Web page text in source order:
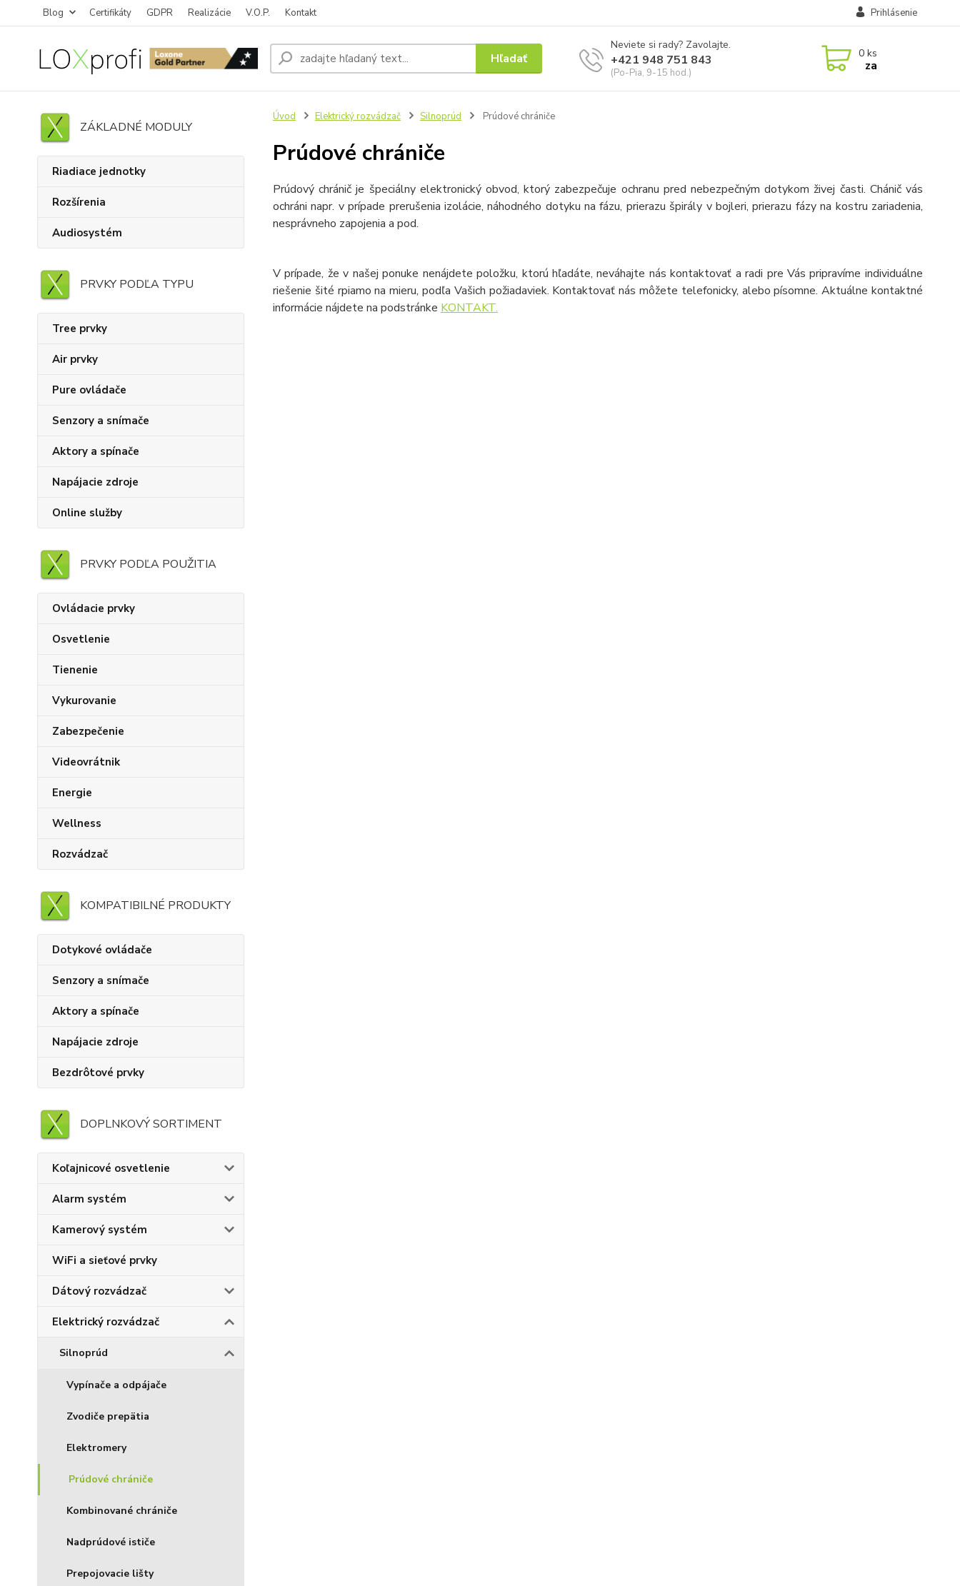
Blog Certifikáty GDPR Realizácie V.O.P. Kontakt Prihlásenie
Hľadať
Neviete si rady? Zavolajte.
+421 948 751 843
(Po-Pia, 9-15 hod.)
0 ks
za
ZÁKLADNÉ MODULY
Riadiace jednotky
Rozšírenia
Audiosystém
PRVKY PODĽA TYPU
Tree prvky
Air prvky
Pure ovládače
Senzory a snímače
Aktory a spínače
Napájacie zdroje
Online služby
PRVKY PODĽA POUŽITIA
Ovládacie prvky
Osvetlenie
Tienenie
Vykurovanie
Zabezpečenie
Videovrátnik
Energie
Wellness
Rozvádzač
KOMPATIBILNÉ PRODUKTY
Dotykové ovládače
Senzory a snímače
Aktory a spínače
Napájacie zdroje
Bezdrôtové prvky
DOPLNKOVÝ SORTIMENT
Koľajnicové osvetlenie
Alarm systém
Kamerový systém
WiFi a sieťové prvky
Dátový rozvádzač
Elektrický rozvádzač
Silnoprúd
Vypínače a odpájače
Zvodiče prepätia
Elektromery
Prúdové chrániče
Kombinované chrániče
Nadprúdové ističe
Prepojovacie lišty
Úvod Elektrický rozvádzač Silnoprúd Prúdové chrániče
Prúdové chrániče
Prúdový chránič je špeciálny elektronický obvod, ktorý zabezpečuje ochranu pred nebezpečným dotykom živej časti. Chánič vás
ochráni napr. v prípade prerušenia izolácie, náhodného dotyku na fázu, prierazu špirály v bojleri, prierazu fázy na kostru zariadenia,
nesprávneho zapojenia a pod.
V prípade, že v našej ponuke nenájdete položku, ktorú hľadáte, neváhajte nás kontaktovať a radi pre Vás pripravíme individuálne
riešenie šité rpiamo na mieru, podľa Vašich požiadaviek. Kontaktovať nás môžete telefonicky, alebo písomne. Aktuálne kontaktné
informácie nájdete na podstránke KONTAKT.